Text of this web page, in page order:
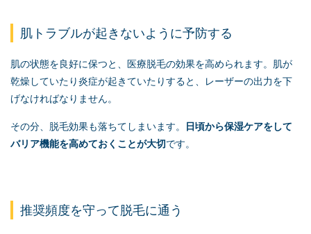
肌トラブルが起きないように予防する
肌の状態を良好に保つと、医療脱毛の効果を高められます。肌が
乾燥していたり炎症が起きていたりすると、レーザーの出力を下
げなければなりません。
その分、脱毛効果も落ちてしまいます。
日頃から保湿ケアをして
バリア機能を高めておくことが大切です。
推奨頻度を守って脱毛に通う